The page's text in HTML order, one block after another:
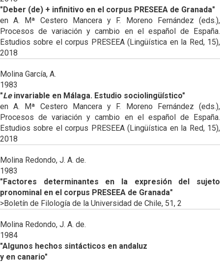
"Deber (de) + infinitivo en el corpus PRESEEA de Granada"
en A. Mª Cestero Mancera y F. Moreno Fernández (eds.),
Procesos de variación y cambio en el español de España.
Estudios sobre el corpus PRESEEA (Lingüística en la Red, 15),
2018
Molina García, A.
1983
"Leinvariable en Málaga. Estudio sociolingüístico"
en A. Mª Cestero Mancera y F. Moreno Fernández (eds.),
Procesos de variación y cambio en el español de España.
Estudios sobre el corpus PRESEEA (Lingüística en la Red, 15),
2018
Molina Redondo, J. A. de.
1983
"Factores determinantes en la expresión del sujeto
pronominal en el corpus PRESEEA de Granada"
>Boletín de Filología de la Universidad de Chile, 51, 2
Molina Redondo, J. A. de.
1984
"Algunos hechos sintácticos en andaluz
y en canario"